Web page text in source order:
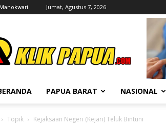
Manokwari Jumat, Agustus 7, 2026
PAPUA BARAT NASIONAL
Topik Kejaksaan Negeri (Kejari) Teluk Bintuni